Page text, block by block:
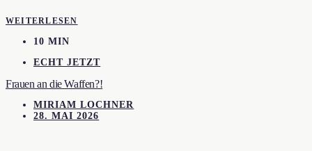
WEITERLESEN
10 MIN
ECHT JETZT
Frauen an die Waffen?!
MIRIAM LOCHNER
28. MAI 2026